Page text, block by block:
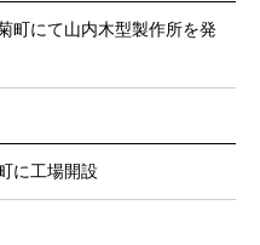
にて山内木型製作所を発
に工場開設